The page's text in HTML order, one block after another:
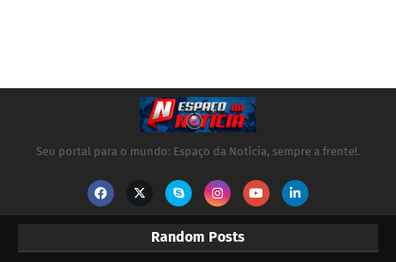
Seu portal para o mundo: Espaço da Notícia, sempre a frente!.
Random Posts